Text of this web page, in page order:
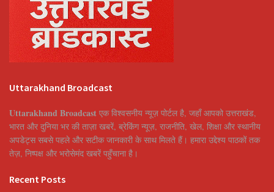
Uttarakhand Broadcast
Uttarakhand Broadcast एक विश्वसनीय न्यूज़ पोर्टल है, जहाँ आपको उत्तराखंड,
भारत और दुनिया भर की ताज़ा खबरें, ब्रेकिंग न्यूज़, राजनीति, खेल, शिक्षा और स्थानीय
अपडेट्स सबसे पहले और सटीक जानकारी के साथ मिलते हैं। हमारा उद्देश्य पाठकों तक
तेज़, निष्पक्ष और भरोसेमंद खबरें पहुँचाना है।
Recent Posts